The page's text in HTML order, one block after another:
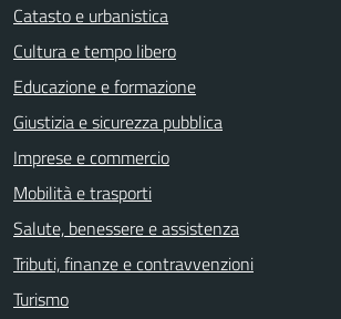
Catasto e urbanistica
Cultura e tempo libero
Educazione e formazione
Giustizia e sicurezza pubblica
Imprese e commercio
Mobilità e trasporti
Salute, benessere e assistenza
Tributi, finanze e contravvenzioni
Turismo